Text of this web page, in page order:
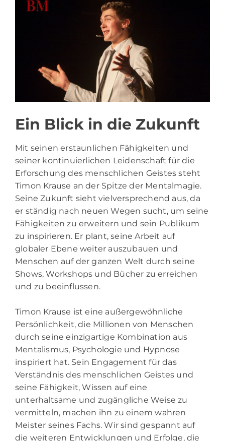
Ein Blick in die Zukunft
Mit seinen erstaunlichen Fähigkeiten und
seiner kontinuierlichen Leidenschaft für die
Erforschung des menschlichen Geistes steht
Timon Krause an der Spitze der Mentalmagie.
Seine Zukunft sieht vielversprechend aus, da
er ständig nach neuen Wegen sucht, um seine
Fähigkeiten zu erweitern und sein Publikum
zu inspirieren. Er plant, seine Arbeit auf
globaler Ebene weiter auszubauen und
Menschen auf der ganzen Welt durch seine
Shows, Workshops und Bücher zu erreichen
und zu beeinflussen.
Timon Krause ist eine außergewöhnliche
Persönlichkeit, die Millionen von Menschen
durch seine einzigartige Kombination aus
Mentalismus, Psychologie und Hypnose
inspiriert hat. Sein Engagement für das
Verständnis des menschlichen Geistes und
seine Fähigkeit, Wissen auf eine
unterhaltsame und zugängliche Weise zu
vermitteln, machen ihn zu einem wahren
Meister seines Fachs. Wir sind gespannt auf
die weiteren Entwicklungen und Erfolge, die